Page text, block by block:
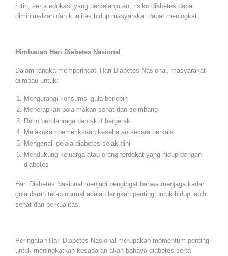
rutin, serta edukasi yang berkelanjutan, risiko diabetes dapat
diminimalkan dan kualitas hidup masyarakat dapat meningkat.
Himbauan Hari Diabetes Nasional
Dalam rangka memperingati Hari Diabetes Nasional, masyarakat
diimbau untuk:
Mengurangi konsumsi gula berlebih
Menerapkan pola makan sehat dan seimbang
Rutin berolahraga dan aktif bergerak
Melakukan pemeriksaan kesehatan secara berkala
Mengenali gejala diabetes sejak dini
Mendukung keluarga atau orang terdekat yang hidup dengan
diabetes
Hari Diabetes Nasional menjadi pengingat bahwa menjaga kadar
gula darah tetap normal adalah langkah penting untuk hidup lebih
sehat dan berkualitas.
Peringatan Hari Diabetes Nasional merupakan momentum penting
untuk meningkatkan kesadaran akan bahaya diabetes serta